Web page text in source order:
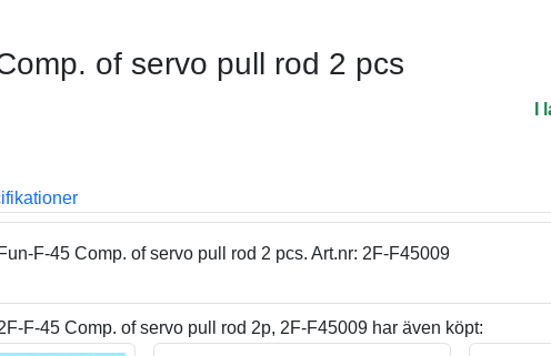
of servo pull rod 2 pcs
I
F-45 Comp. of servo pull rod 2 pcs. Art.nr: 2F-F45009
F-45 Comp. of servo pull rod 2p, 2F-F45009 har även köpt: